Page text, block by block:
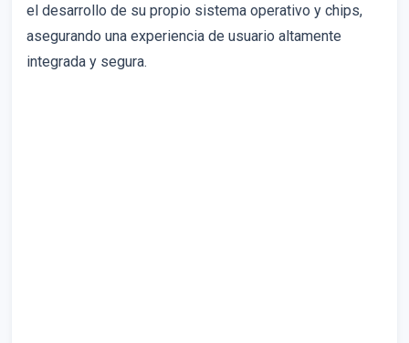
el desarrollo de su propio sistema operativo y chips,
asegurando una experiencia de usuario altamente
integrada y segura.